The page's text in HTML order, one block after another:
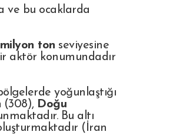
ve bu ocaklarda
milyon ton seviyesine
aktör konumundadır
yoğunlaştığı
(308), Doğu
Bu altı
(İran